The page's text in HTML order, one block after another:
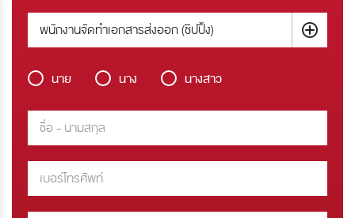
พนักงานจัดทำเอกสารส่งออก (ชิปปิ้ง)
นาย นาง นางสาว